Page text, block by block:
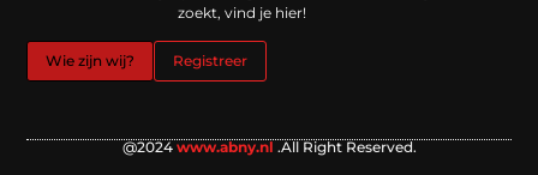
zoekt, vind je hier!
Wie zijn wij? Registreer
@2024 www.abny.nl .All Right Reserved.